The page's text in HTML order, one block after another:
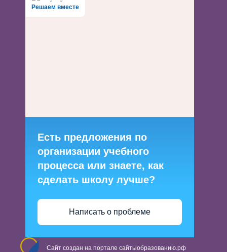
Решаем вместе
Есть предложения по
организации учебного
процесса или знаете, как
сделать школу лучше?
Написать о проблеме
Сайт создан на портале сайтыобразованию.рф